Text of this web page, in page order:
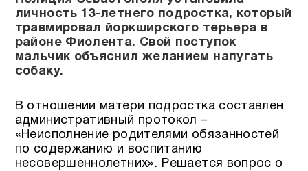
личность 13-летнего подростка, который
травмировал йоркширского терьера в
районе Фиолента. Свой поступок
мальчик объяснил желанием напугать
собаку.
В отношении матери подростка составлен
административный протокол –
«Неисполнение родителями обязанностей
по содержанию и воспитанию
несовершеннолетних». Решается вопрос о